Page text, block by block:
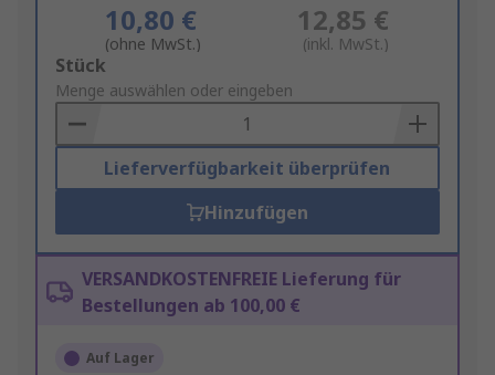
10,80 €
(ohne MwSt.)
12,85 €
(inkl. MwSt.)
Add
to
Basket
Stück
Menge auswählen oder eingeben
Lieferverfügbarkeit überprüfen
Hinzufügen
VERSANDKOSTENFREIE Lieferung für
Bestellungen ab 100,00 €
Auf Lager